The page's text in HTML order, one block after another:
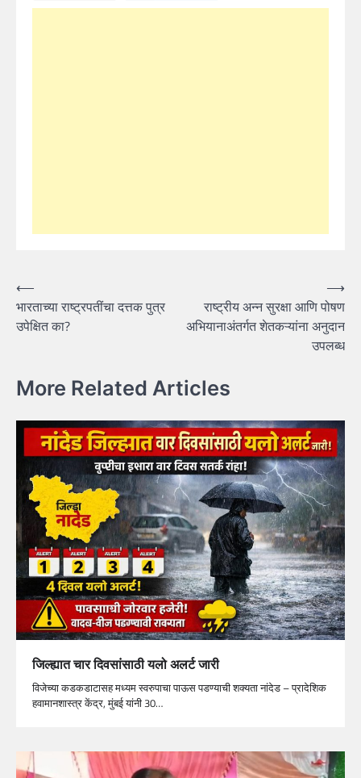
Post
navigation
⟵
भारताच्या राष्ट्रपतींचा दत्तक पुत्र
उपेक्षित का?
राष्ट्रीय अन्न सुरक्षा आणि पोषण
अभियानाअंतर्गत शेतकऱ्यांना अनुदान
उपलब्ध
⟶
More Related Articles
जिल्ह्यात चार दिवसांसाठी यलो अलर्ट जारी
विजेच्या कडकडाटासह मध्यम स्वरुपाचा पाऊस पडण्याची शक्यता नांदेड – प्रादेशिक
हवामानशास्त्र केंद्र, मुंबई यांनी 30…